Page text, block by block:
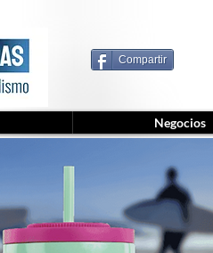
Compartir
Negocios